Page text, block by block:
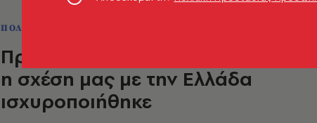
ΠΟΛΙΤΙΚΗ & ΟΙΚΟΝΟΜΙΑ
Πρέσβης Ισραήλ: Παρά τις
η σχέση μας με την Ελλάδα
ισχυροποιήθηκε